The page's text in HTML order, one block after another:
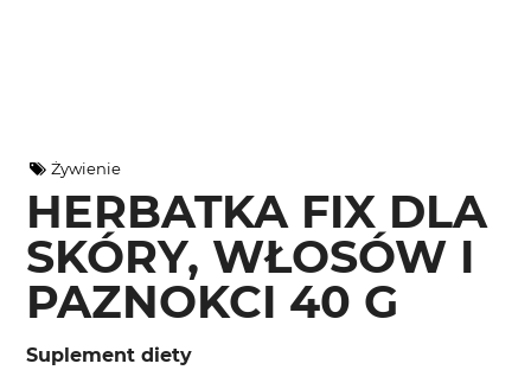
Żywienie
HERBATKA FIX DLA
SKÓRY, WŁOSÓW I
PAZNOKCI 40 G
Suplement diety